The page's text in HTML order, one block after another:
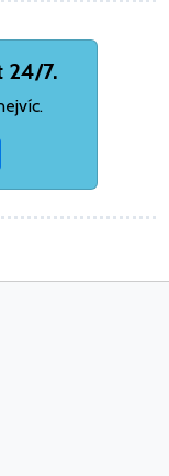
24/7.